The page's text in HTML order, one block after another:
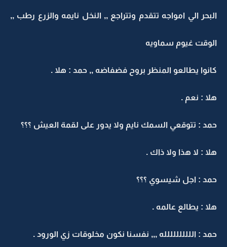
البحر الي امواجه تتقدم وتتراجع ,, النخل نايمه والزرع رطب ,,
الوقت غيوم سماويه
كانوا يطالعو المنظر بروح فضفاضه ,, حمد : هلا .
هلا : نعم .
حمد : تتوقعي السمك نايم ولا يدور على لقمة العيش ؟؟؟
هلا : لا هذا ولا ذاك .
حمد : اجل شيسوي ؟؟؟
هلا : يطالع عالمه .
حمد : الللللللللله ,,, نفسنا نكون مخلوقات زي الورود .